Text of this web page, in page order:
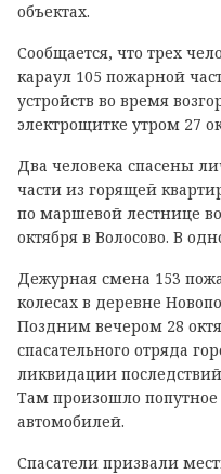
объектах.
Сообщается, что трех
караул 105 пожарной
устройств во время
электрощитке утром 27
Два человека спасены
части из горящей
по маршевой лестнице
октября в Волосово. В
Дежурная смена 153
колесах в деревне
Поздним вечером 28
спасательного отряда
ликвидации
Там произошло попутное
автомобилей.
Спасатели призвали